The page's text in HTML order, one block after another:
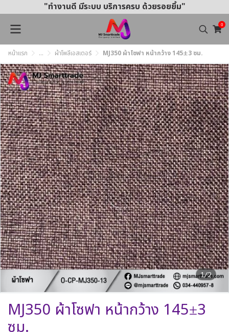
"ทำงานดี มีระบบ บริการครบ ด้วยรอยยิ้ม"
0
หน้าแรก ... ผ้าโพลีเอสเตอร์ MJ350 ผ้าโซฟา หน้ากว้าง 145±3 ซม.
1/2
MJ350 ผ้าโซฟา หน้ากว้าง 145±3
ซม.